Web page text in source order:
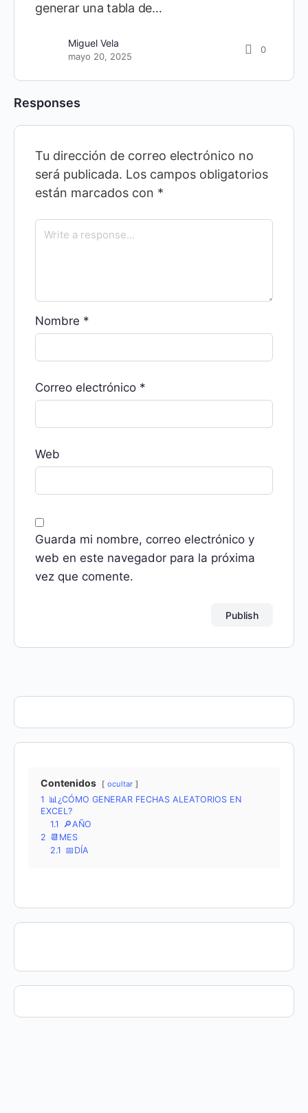
generar una tabla de…
Miguel Vela
mayo 20, 2025
0
Responses
Tu dirección de correo electrónico no
será publicada. Los campos obligatorios
están marcados con *
Nombre *
Correo electrónico *
Web
Guarda mi nombre, correo electrónico y
web en este navegador para la próxima
vez que comente.
Contenidos ocultar
1 📊¿CÓMO GENERAR FECHAS ALEATORIOS EN
EXCEL?
1.1 🔎AÑO
2 📆MES
2.1 📅DÍA